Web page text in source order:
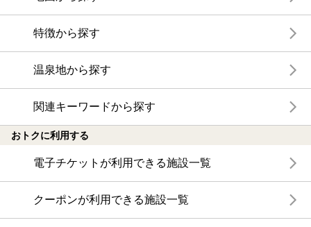
特徴から探す
温泉地から探す
関連キーワードから探す
おトクに利用する
電子チケットが利用できる施設一覧
クーポンが利用できる施設一覧